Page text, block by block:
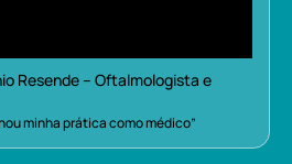
Resende – Oftalmologista e
minha prática como médico”